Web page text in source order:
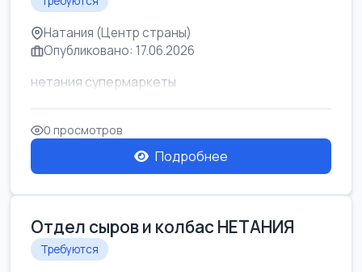
Натания (Центр страны)
Опубликовано: 17.06.2026
нетания супермаркеты
0 просмотров
Подробнее
Отдел сыров и колбас НЕТАНИЯ
Требуются